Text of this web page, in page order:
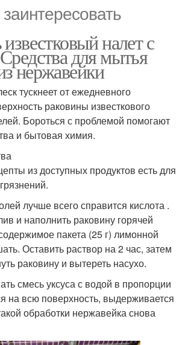
налет с
для мытья
нержавейки
тускнеет от ежедневного
раковины известкового
Бороться с проблемой помогают
и бытовая химия.
из доступных продуктов есть для
лучше всего справится кислота .
и наполнить раковину горячей
пакета (25 г) лимонной
Оставить раствор на 2 час, затем
раковину и вытереть насухо.
смесь уксуса с водой в пропорции
на всю поверхность, выдерживается
обработки нержавейка снова